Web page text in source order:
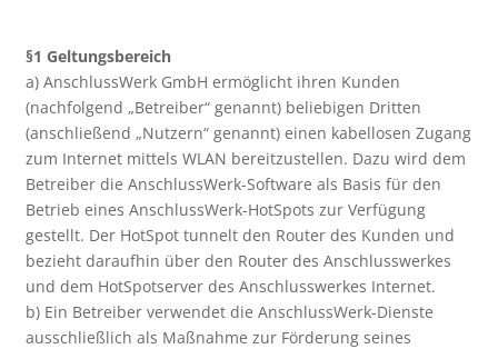
§1 Geltungsbereich
a) AnschlussWerk GmbH ermöglicht ihren Kunden
(nachfolgend „Betreiber“ genannt) beliebigen Dritten
(anschließend „Nutzern“ genannt) einen kabellosen Zugang
zum Internet mittels WLAN bereitzustellen. Dazu wird dem
Betreiber die AnschlussWerk-Software als Basis für den
Betrieb eines AnschlussWerk-HotSpots zur Verfügung
gestellt. Der HotSpot tunnelt den Router des Kunden und
bezieht daraufhin über den Router des Anschlusswerkes
und dem HotSpotserver des Anschlusswerkes Internet.
b) Ein Betreiber verwendet die AnschlussWerk-Dienste
ausschließlich als Maßnahme zur Förderung seines